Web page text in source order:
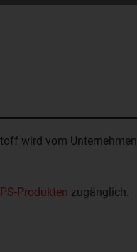
wird vom Unternehmen
Produkten zugänglich.